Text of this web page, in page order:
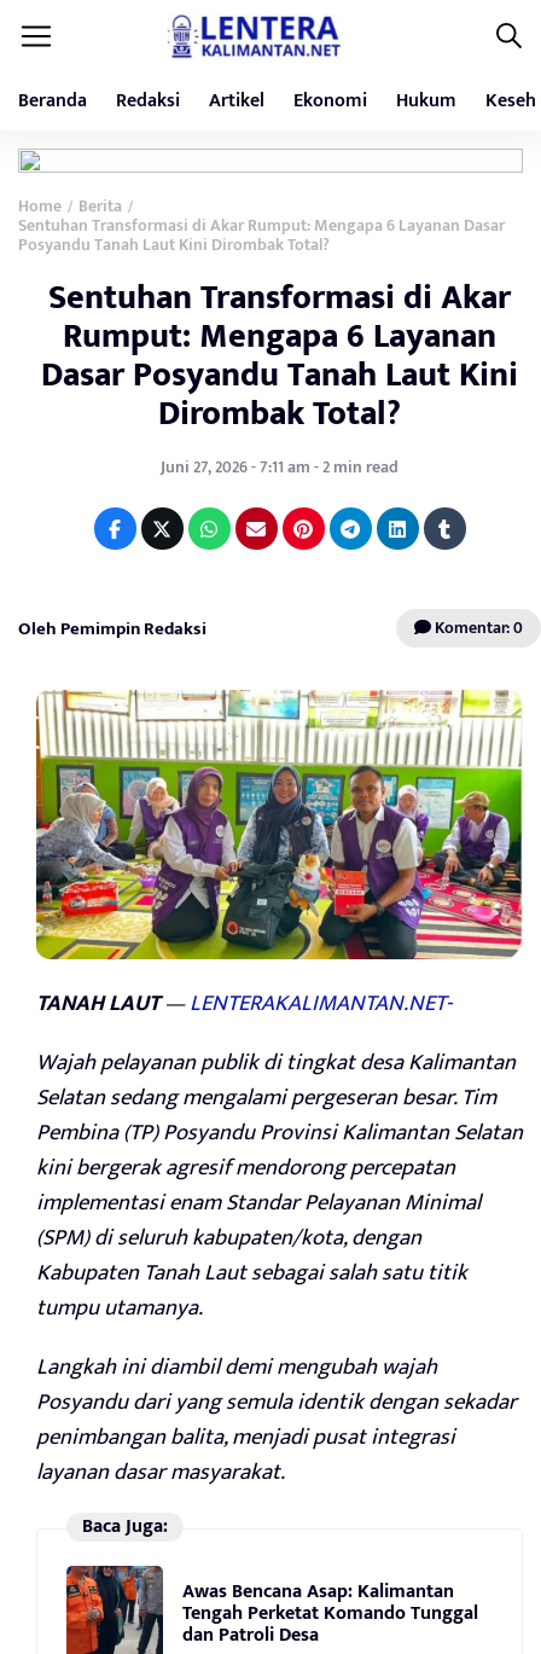
Beranda Redaksi Artikel Ekonomi Hukum
Home / Berita /
Sentuhan Transformasi di Akar Rumput: Mengapa 6 Layanan Dasar
Posyandu Tanah Laut Kini Dirombak Total?
Sentuhan Transformasi di Akar
Rumput: Mengapa 6 Layanan
Dasar Posyandu Tanah Laut Kini
Dirombak Total?
Juni 27, 2026 - 7:11 am - 2 min read
Oleh Pemimpin Redaksi Komentar: 0
TANAH LAUT—LENTERAKALIMANTAN.NET-
Wajah pelayanan publik di tingkat desa Kalimantan
Selatan sedang mengalami pergeseran besar. Tim
Pembina (TP) Posyandu Provinsi Kalimantan Selatan
kini bergerak agresif mendorong percepatan
implementasi enam Standar Pelayanan Minimal
(SPM) di seluruh kabupaten/kota, dengan
Kabupaten Tanah Laut sebagai salah satu titik
tumpu utamanya.
Langkah ini diambil demi mengubah wajah
Posyandu dari yang semula identik dengan sekadar
penimbangan balita, menjadi pusat integrasi
layanan dasar masyarakat.
Baca Juga:
Awas Bencana Asap: Kalimantan
Tengah Perketat Komando Tunggal
dan Patroli Desa